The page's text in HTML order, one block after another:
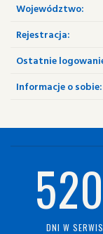
Województwo:
Rejestracja:
Ostatnie
Informacje o sobie:
DNI W